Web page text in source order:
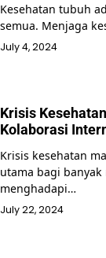
Kesehatan tubuh
semua. Menjaga
July 4, 2024
Krisis
Kolaborasi
Krisis kesehatan
utama bagi
menghadapi…
July 22, 2024